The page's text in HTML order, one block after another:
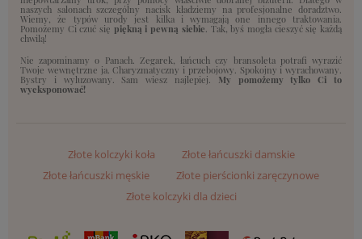
naszych salonach szczególny nacisk kładziemy na profesjonalne doradztwo.
Wiemy, że typów urody jest kilka i wymagają one innego traktowania.
Pomożemy Ci czuć się piękną i pewną siebie. Tak, byś mogła cieszyć się każdą
chwilą!
Nie zapominamy o Panach. Zegarek, łańcuch czy bransoleta potrafi wyrazić
Twoje wewnętrzne ja. Charyzmatyczny i przebojowy. Spokojny i wyrachowany.
Bystry i wyluzowany. Sam wiesz najlepiej. My pomożemy tylko Ci to
wyeksponować!
Złote kolczyki koła
Złote łańcuszki damskie
Złote łańcuszki męskie
Złote pierścionki zaręczynowe
Złote kolczyki dla dzieci